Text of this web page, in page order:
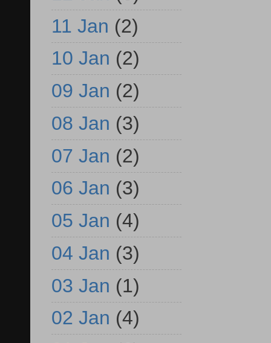
11 Jan (2)
10 Jan (2)
09 Jan (2)
08 Jan (3)
07 Jan (2)
06 Jan (3)
05 Jan (4)
04 Jan (3)
03 Jan (1)
02 Jan (4)